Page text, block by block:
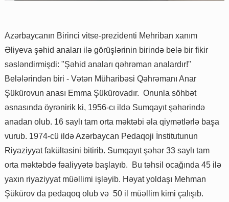
Azərbaycanın Birinci vitse-prezidenti Mehriban xanım
Əliyeva şəhid anaları ilə görüşlərinin birində belə bir fikir
səsləndirmişdi: "Şəhid anaları qəhrəman analardır!"
Belələrindən biri - Vətən Müharibəsi Qəhrəmanı Anar
Şükürovun anası Emma Şükürovadır. Onunla söhbət
əsnasında öyrənirik ki, 1956-cı ildə Sumqayıt şəhərində
anadan olub. 16 saylı tam orta məktəbi əla qiymətlərlə başa
vurub. 1974-cü ildə Azərbaycan Pedaqoji İnstitutunun
Riyaziyyat fakültəsini bitirib. Sumqayıt şəhər 33 saylı tam
orta məktəbdə fəaliyyətə başlayıb. Bu təhsil ocağında 45 ilə
yaxın riyaziyyat müəllimi işləyib. Həyat yoldaşı Mehman
Şükürov da pedaqoq olub və 50 il müəllim kimi çalışıb.